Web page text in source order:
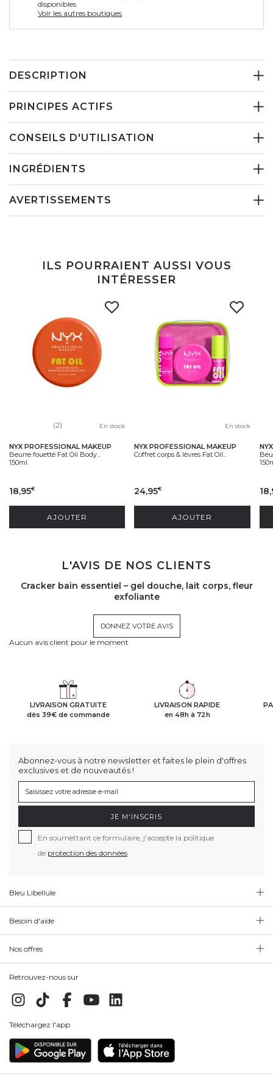
disponibles
Voir les autres boutiques
DESCRIPTION
PRINCIPES ACTIFS
CONSEILS D'UTILISATION
INGRÉDIENTS
AVERTISSEMENTS
ILS POURRAIENT AUSSI VOUS
INTÉRESSER
(2) En stock
NYX PROFESSIONAL MAKEUP
Beurre fouetté Fat Oil Body...
150ml
18,95€
AJOUTER
En stock
NYX PROFESSIONAL MAKEUP
Coffret corps & lèvres Fat Oil...
24,95€
AJOUTER
L'AVIS DE NOS CLIENTS
Cracker bain essentiel – gel douche, lait corps, fleur
exfoliante
DONNEZ VOTRE AVIS
Aucun avis client pour le moment
LIVRAISON GRATUITE
dès 39€ de commande
LIVRAISON RAPIDE
en 48h à 72h
Abonnez-vous à notre newsletter et faites le plein d'offres
exclusives et de nouveautés !
JE M'INSCRIS
En soumettant ce formulaire, j'accepte la politique
de protection des données
Bleu Libellule
Besoin d'aide
Nos offres
Retrouvez-nous sur
Téléchargez l'app